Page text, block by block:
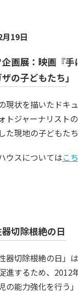
19日
画展：映画『
の子どもたち」
現状を描いたドキ
トジャーナリスト
た現地の子どもた
ウスについてはこ
切除根絶の日
器切除根絶の日
進するため、2012
の能力強化を行う